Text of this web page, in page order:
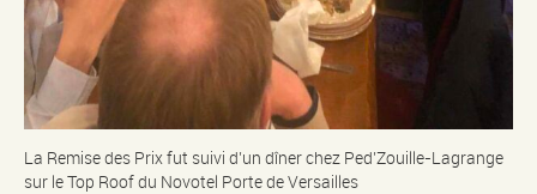
La Remise des Prix fut suivi d’un dîner chez Ped’Zouille-Lagrange
sur le Top Roof du Novotel Porte de Versailles